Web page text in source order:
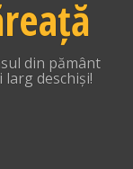
din pământ
larg deschiși!